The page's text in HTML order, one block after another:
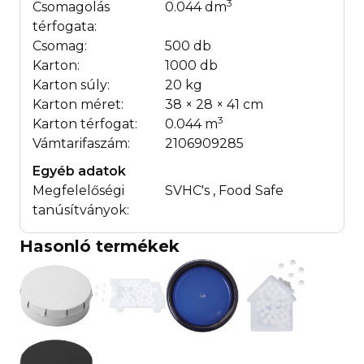
Csomagolás
térfogata:
0.044 dm3
Csomag:
500 db
Karton:
1000 db
Karton súly:
20 kg
Karton méret:
38 × 28 × 41 cm
Karton térfogat:
0.044 m3
Vámtarifaszám:
2106909285
Egyéb adatok
Megfelelőségi
tanúsítványok:
SVHC's , Food Safe
Hasonló termékek